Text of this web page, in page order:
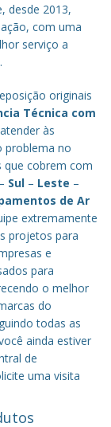
desde 2013,
com uma
serviço a
originais
Técnica com
às
problema no
que cobrem com
– Sul – Leste –
de Ar
extremamente
projetos para
e
para
o melhor
do
todas as
ainda estiver
de
uma visita